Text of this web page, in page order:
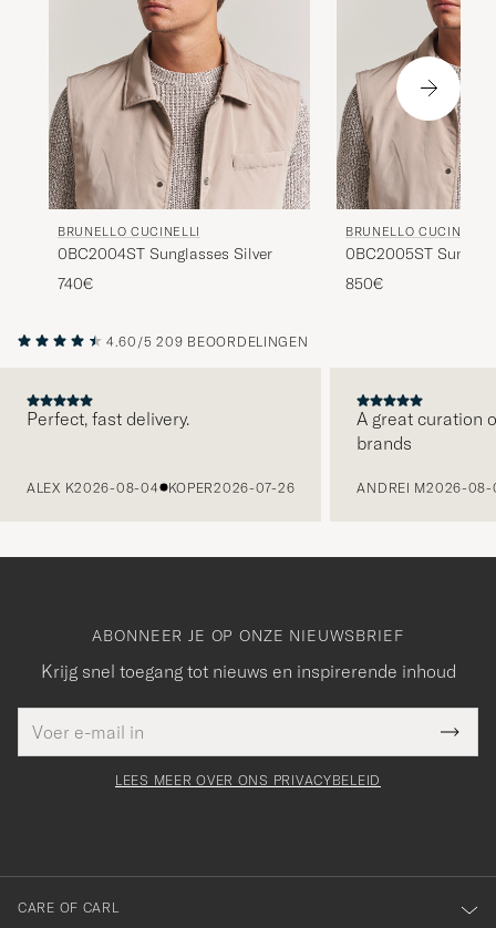
BRUNELLO CUCINELLI
0BC2004ST Sunglasses Silver
740€
BRUNELLO CUCINELLI
0BC2005ST
850€
4.60/5 209 BEOORDELINGEN
Perfect, fast delivery.
ALEX K2026-08-04 KOPER2026-07-26
A great curation
brands
ANDREI M2026-08-
ABONNEER JE OP ONZE NIEUWSBRIEF
Krijg snel toegang tot nieuws en inspirerende inhoud
mailadres
veldBedankt
voor
onze
nieuwsbrief!
LEES MEER OVER ONS PRIVACYBELEID
CARE OF CARL